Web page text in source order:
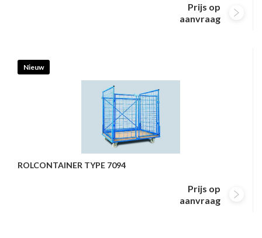
Prijs op
aanvraag
Nieuw
ROLCONTAINER TYPE 7094
Prijs op
aanvraag